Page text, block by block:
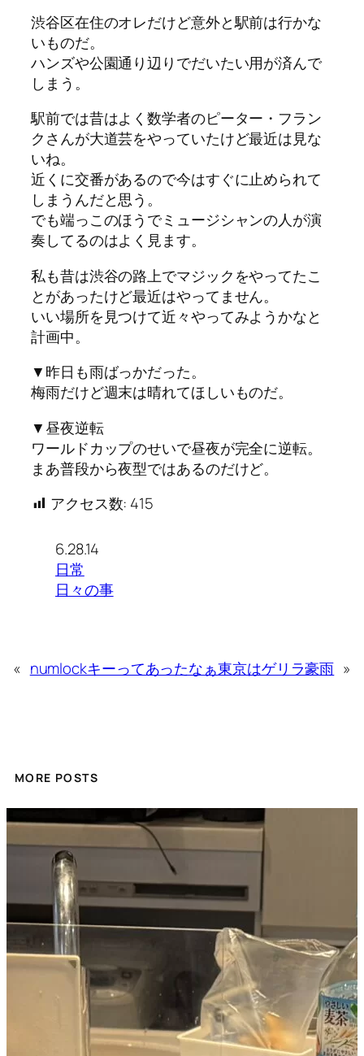
渋谷区在住のオレだけど意外と駅前は行かな
いものだ。
ハンズや公園通り辺りでだいたい用が済んで
しまう。
駅前では昔はよく数学者のピーター・フラン
クさんが大道芸をやっていたけど最近は見な
いね。
近くに交番があるので今はすぐに止められて
しまうんだと思う。
でも端っこのほうでミュージシャンの人が演
奏してるのはよく見ます。
私も昔は渋谷の路上でマジックをやってたこ
とがあったけど最近はやってません。
いい場所を見つけて近々やってみようかなと
計画中。
▼昨日も雨ばっかだった。
梅雨だけど週末は晴れてほしいものだ。
▼昼夜逆転
ワールドカップのせいで昼夜が完全に逆転。
まあ普段から夜型ではあるのだけど。
アクセス数: 415
6.28.14
日常
日々の事
« numlockキーってあったなぁ東京はゲリラ豪雨 »
MORE POSTS